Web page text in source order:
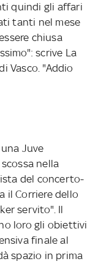
quindi gli affari
tanti nel mese
chiusa
scrive La
Vasco. "Addio
Juve
nella
del concerto-
il Corriere dello
servito". Il
loro gli obiettivi
finale al
spazio in prima